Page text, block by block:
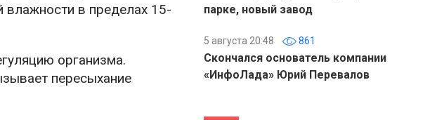
влажности в пределах 15-
организма.
пересыхание
парке, новый завод
5 августа 20:48 861
Скончался основатель компании
«ИнфоЛада» Юрий Перевалов